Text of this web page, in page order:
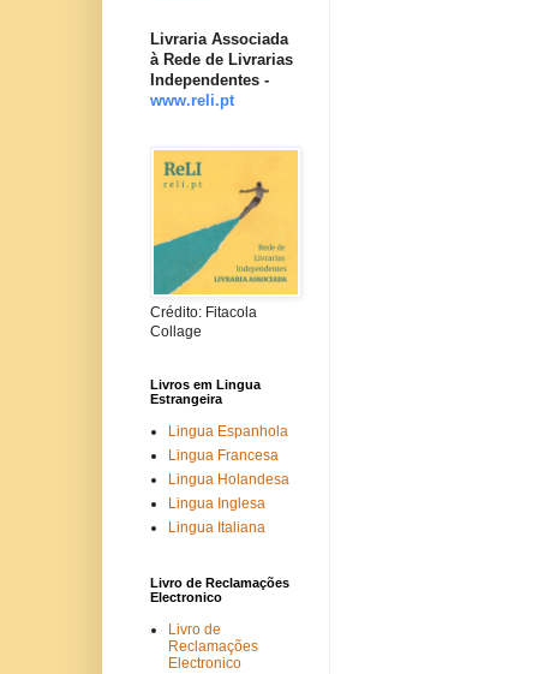
Livraria Associada
à Rede de Livrarias
Independentes -
www.reli.pt
Crédito: Fitacola
Collage
Livros em Lingua
Estrangeira
Lingua Espanhola
Lingua Francesa
Lingua Holandesa
Lingua Inglesa
Lingua Italiana
Livro de Reclamações
Electronico
Livro de
Reclamações
Electronico